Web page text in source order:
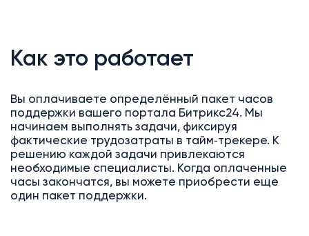
Как это работает
Вы оплачиваете определённый пакет часов
поддержки вашего портала Битрикс24. Мы
начинаем выполнять задачи, фиксируя
фактические трудозатраты в тайм‑трекере. К
решению каждой задачи привлекаются
необходимые специалисты. Когда оплаченные
часы закончатся, вы можете приобрести еще
один пакет поддержки.